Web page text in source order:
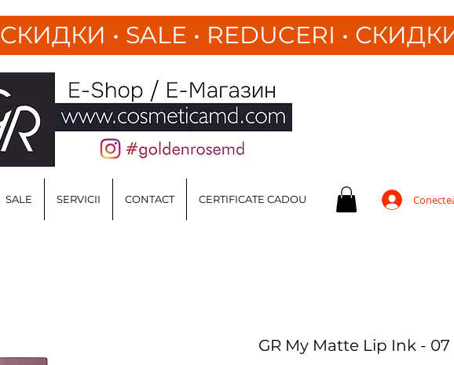
СКИДКИ • SALE • REDUCERI •
SALE SERVICII CONTACT CERTIFICATE CADOU
GR My Matte Lip Ink - 07